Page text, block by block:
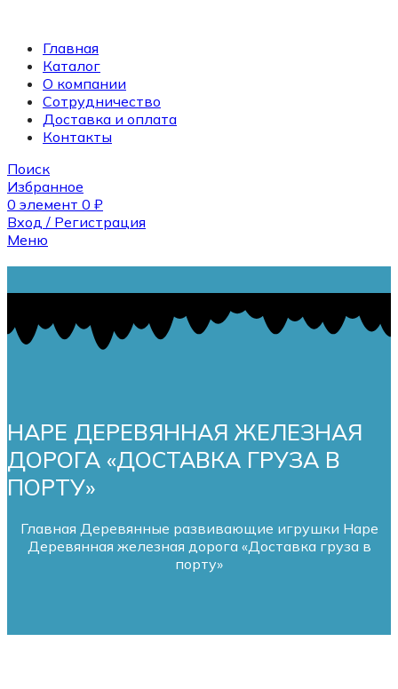
Главная
Каталог
О компании
Сотрудничество
Доставка и оплата
Контакты
Поиск
Избранное
0 элемент 0 ₽
Вход / Регистрация
Меню
0элемент 0₽
HAPE ДЕРЕВЯННАЯ ЖЕЛЕЗНАЯ
ДОРОГА «ДОСТАВКА ГРУЗА В
ПОРТУ»
Главная Деревянные развивающие игрушки Hape
Деревянная железная дорога «Доставка груза в
порту»